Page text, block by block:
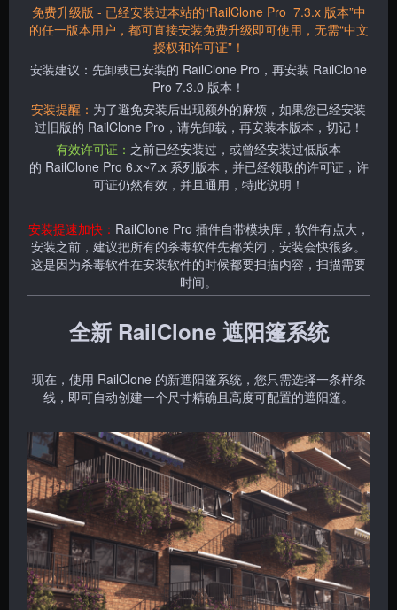
免费升级版 - 已经安装过本站的“RailClone Pro 7.3.x版本”中
的任一版本用户，都可直接安装免费升级即可使用，无需“中文
授权和许可证”！
安装建议：先卸载已安装的 RailClone Pro，再安装 RailClone
Pro 7.3.0 版本！
安装提醒： 为了避免安装后出现额外的麻烦，如果您已经安装
过旧版的 RailClone Pro，请先卸载，再安装本版本，切记！
有效许可证： 之前已经安装过，或曾经安装过低版本
的 RailClone Pro 6.x~7.x 系列版本，并已经领取的许可证，许
可证仍然有效，并且通用，特此说明！
安装提速加快： RailClone Pro 插件自带模块库，软件有点大，
安装之前，建议把所有的杀毒软件先都关闭，安装会快很多。
这是因为杀毒软件在安装软件的时候都要扫描内容，扫描需要
时间。
全新 RailClone 遮阳篷系统
现在，使用 RailClone 的新遮阳篷系统，您只需选择一条样条
线，即可自动创建一个尺寸精确且高度可配置的遮阳篷。